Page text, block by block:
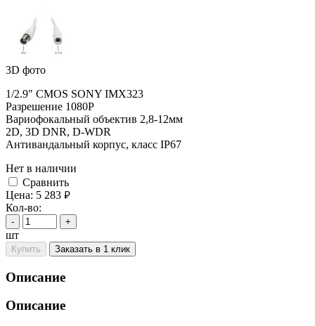
3D фото
1/2.9" CMOS SONY IMX323
Разрешение 1080P
Вариофокальный объектив 2,8-12мм
2D, 3D DNR, D-WDR
Антивандальный корпус, класс IP67
Нет в наличии
Cравнить
Цена: 5 283 руб.
Кол-во:
- +
шт
Купить Заказать в 1 клик
Описание
Описание